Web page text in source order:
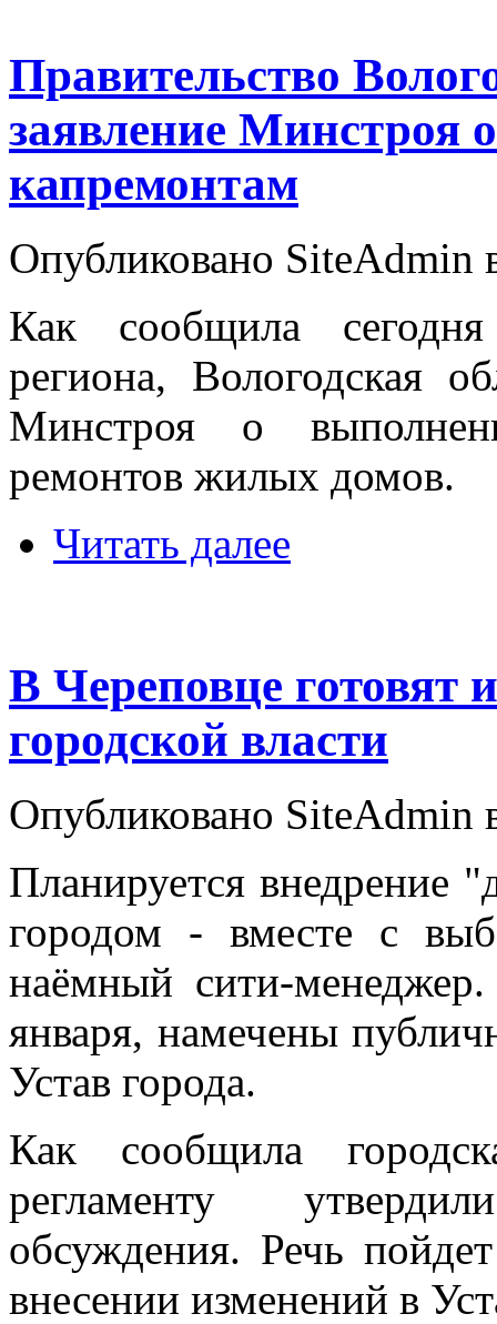
Правительство
заявление Минстроя
капремонтам
Опубликовано SiteAdmin
Как сообщила сегодня
региона, Вологодская
Минстроя о
ремонтов жилых домов.
Читать далее
В Череповце готовят
городской власти
Опубликовано SiteAdmin
Планируется внедрение
городом - вместе с
наёмный сити-
января, намечены
Устав города.
Как сообщила
регламенту
обсуждения. Речь
внесении изменений в